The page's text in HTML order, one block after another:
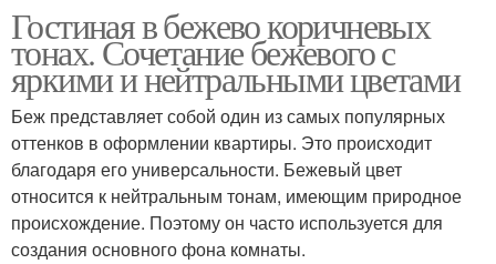
Гостиная в бежево коричневых
тонах. Сочетание бежевого с
яркими и нейтральными цветами
Беж представляет собой один из самых популярных
оттенков в оформлении квартиры. Это происходит
благодаря его универсальности. Бежевый цвет
относится к нейтральным тонам, имеющим природное
происхождение. Поэтому он часто используется для
создания основного фона комнаты.